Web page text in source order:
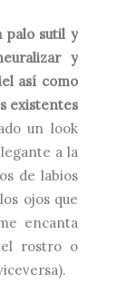
palo sutil y
y
así como
existentes
un look
a la
de labios
ojos que
encanta
el rostro o